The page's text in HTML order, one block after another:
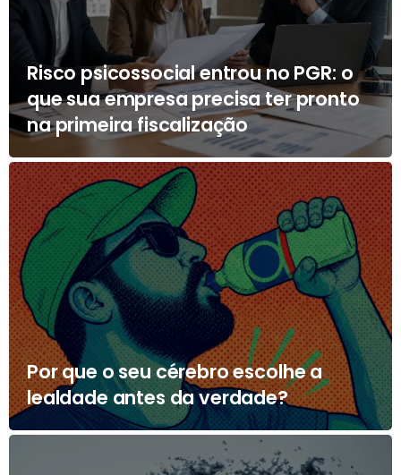
Risco psicossocial entrou no PGR: o
que sua empresa precisa ter pronto
na primeira fiscalização
Por que o seu cérebro escolhe a
lealdade antes da verdade?